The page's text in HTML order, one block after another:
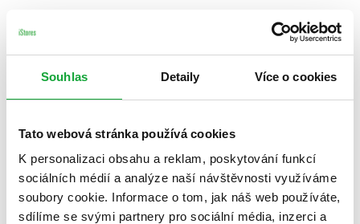
Souhlas Detaily Více o cookies
Tato webová stránka používá cookies
K personalizaci obsahu a reklam, poskytování funkcí
sociálních médií a analýze naší návštěvnosti využíváme
soubory cookie. Informace o tom, jak náš web používáte,
sdílíme se svými partnery pro sociální média, inzerci a